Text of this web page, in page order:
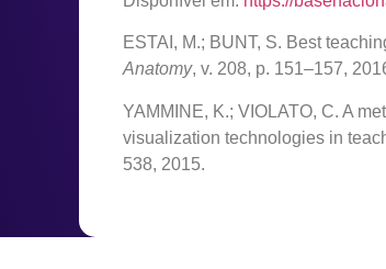
ESTAI, M.; BUNT, S. Best
Anatomy, v. 208, p. 151–157,
YAMMINE, K.; VIOLATO, C. A
visualization technologies in
538, 2015.